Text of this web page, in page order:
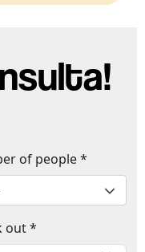
of people *
out *